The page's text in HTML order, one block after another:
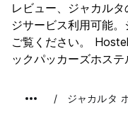
ナイトライフ
コストパフォーマンス
レビュー、ジャカル
ジサービス利用可能
ご覧ください。
ックパッカーズホステ
ジャカルタ